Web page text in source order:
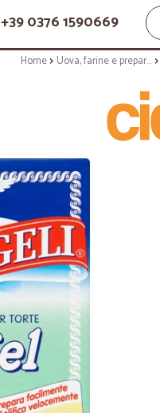
+39 0376 1590669
Home Uova, farine e preparati